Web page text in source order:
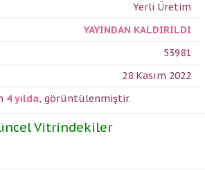
Yerli Üretim
YAYINDAN KALDIRILDI
53981
28 Kasım 2022
4 yılda, görüntülenmiştir.
Vitrindekiler